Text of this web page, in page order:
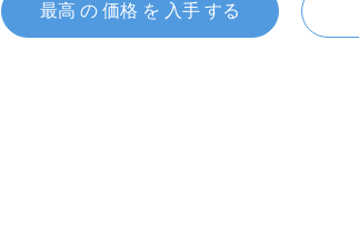
最高 の 価格 を 入手 する